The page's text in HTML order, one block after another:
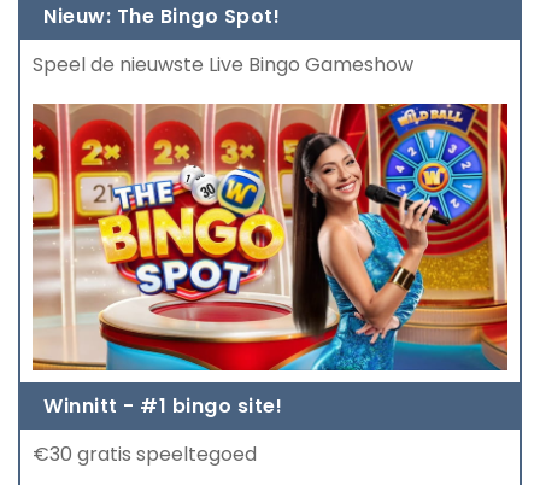
Nieuw: The Bingo Spot!
Speel de nieuwste Live Bingo Gameshow
Winnitt - #1 bingo site!
€30 gratis speeltegoed